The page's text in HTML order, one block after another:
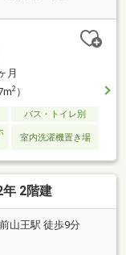
月
2）
バス・トイレ別
室内洗濯機置き場
2階建
山王駅 徒歩9分